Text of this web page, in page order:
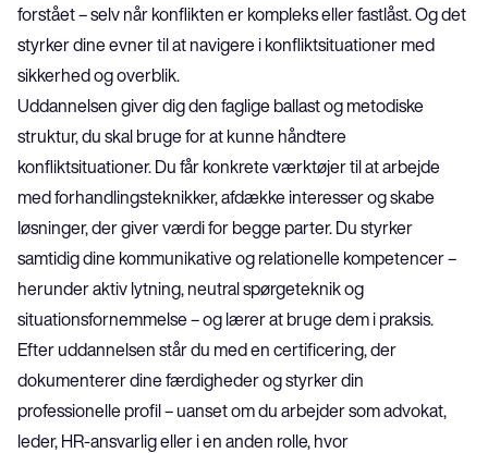
forstået – selv når konflikten er kompleks eller fastlåst. Og det
styrker dine evner til at navigere i konfliktsituationer med
sikkerhed og overblik.
Uddannelsen giver dig den faglige ballast og metodiske
struktur, du skal bruge for at kunne håndtere
konfliktsituationer. Du får konkrete værktøjer til at arbejde
med forhandlingsteknikker, afdække interesser og skabe
løsninger, der giver værdi for begge parter. Du styrker
samtidig dine kommunikative og relationelle kompetencer –
herunder aktiv lytning, neutral spørgeteknik og
situationsfornemmelse – og lærer at bruge dem i praksis.
Efter uddannelsen står du med en certificering, der
dokumenterer dine færdigheder og styrker din
professionelle profil – uanset om du arbejder som advokat,
leder, HR-ansvarlig eller i en anden rolle, hvor